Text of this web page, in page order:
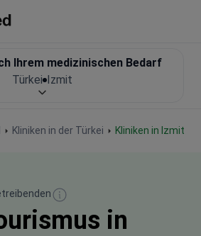
Kliniken in der Türkei Kliniken in Izmit
Ihrem medizinischen Bedarf
Türkei Izmit
in